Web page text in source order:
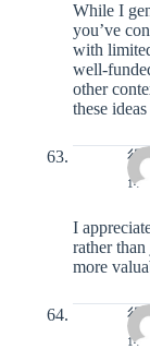
While I
you’ve
with
well-
other
these
得
14-
I
rather
more
得
14-